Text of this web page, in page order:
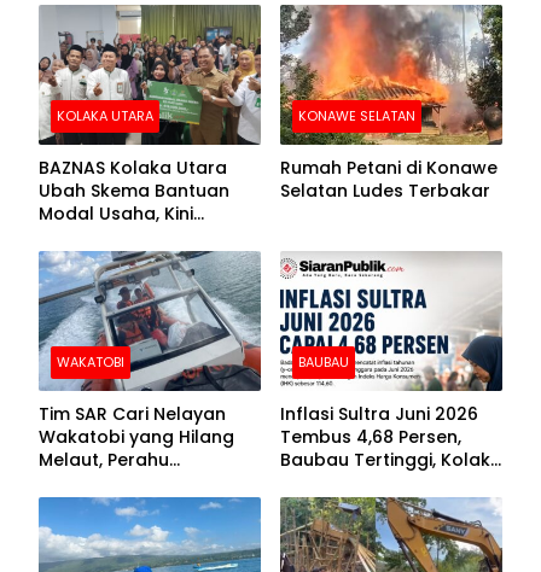
Kolut
KOLAKA UTARA
BAZNAS Kolaka Utara
Ubah Skema Bantuan
Modal Usaha, Kini
Barang Senilai Rp419,5
Juta
KONAWE SELATAN
Rumah Petani di Konawe
Selatan Ludes Terbakar
WAKATOBI
Tim SAR Cari Nelayan
Wakatobi yang Hilang
Melaut, Perahu
Kemasukan Air
BAUBAU
Inflasi Sultra Juni 2026
Tembus 4,68 Persen,
Baubau Tertinggi, Kolaka